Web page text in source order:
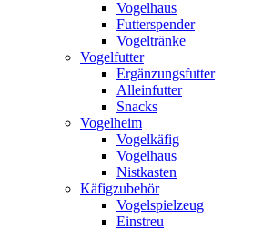
Vogelhaus
Futterspender
Vogeltränke
Vogelfutter
Ergänzungsfutter
Alleinfutter
Snacks
Vogelheim
Vogelkäfig
Vogelhaus
Nistkasten
Käfigzubehör
Vogelspielzeug
Einstreu